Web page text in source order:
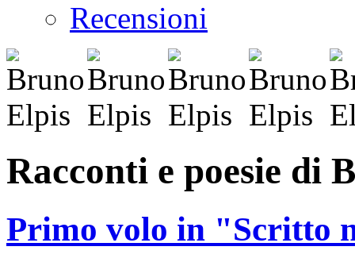
Recensioni
Racconti e poesie di
Primo volo in "Scritto